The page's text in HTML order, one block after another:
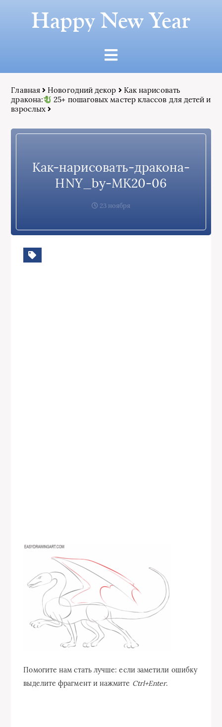
Happy New Year
Главная Новогодний декор
Как нарисовать
дракона:
25+ пошаговых мастер классов для детей и
взрослых
Как-нарисовать-дракона-
HNY_by-МК20-06
23 ноября
Помогите нам стать лучше: если заметили ошибку
выделите фрагмент и нажмите Ctrl+Enter.